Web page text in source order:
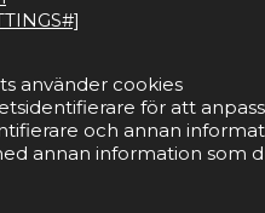
använder cookies
för att
och annan
annan information som